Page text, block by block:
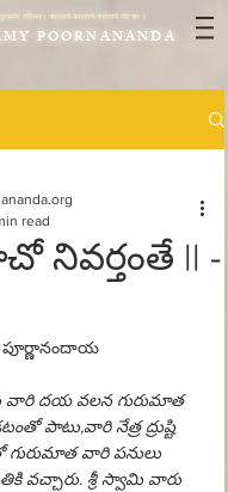
POORNANANDA
गुरुरूपेण संस्थिता। नमस्तस्यै नमस्तस्यै नमस्तस्यै नमो नमः ||
|| -
read
పూర్ణానందాయ
వారి దయ వలన గురుమాత
పాటు,వారి నేత్ర ద్రుష్టి
వారి పనులు
వచ్చారు. శ్రీ స్వామి వారు